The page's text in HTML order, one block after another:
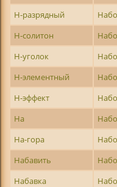
Н-разрядный
Н-солитон
Н-уголок
Н-элементный
Н-эффект
На
На-гора
Набавить
Набавка